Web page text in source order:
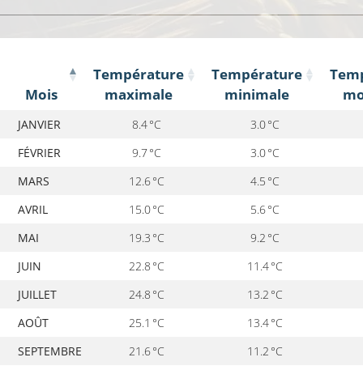
Mois
Température
maximale
Température
minimale
Mois
Température
Température
JANVIER 8.4 °C
3.0 °C
FÉVRIER
9.7 °C
3.0 °C
MARS
12.6 °C
4.5 °C
AVRIL
15.0 °C
5.6 °C
MAI
19.3 °C
9.2 °C
JUIN
22.8 °C
11.4 °C
JUILLET
24.8 °C
13.2 °C
AOÛT
25.1 °C
13.4 °C
SEPTEMBRE
21.6 °C
11.2 °C